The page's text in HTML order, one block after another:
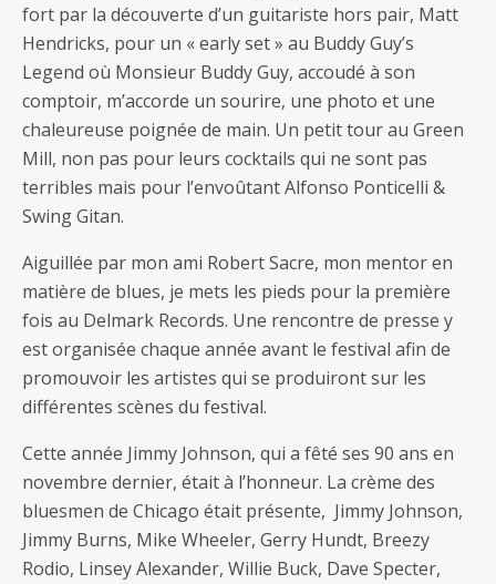
fort par la découverte d’un guitariste hors pair, Matt
Hendricks, pour un « early set » au Buddy Guy’s
Legend où Monsieur Buddy Guy, accoudé à son
comptoir, m’accorde un sourire, une photo et une
chaleureuse poignée de main. Un petit tour au Green
Mill, non pas pour leurs cocktails qui ne sont pas
terribles mais pour l’envoûtant Alfonso Ponticelli &
Swing Gitan.
Aiguillée par mon ami Robert Sacre, mon mentor en
matière de blues, je mets les pieds pour la première
fois au Delmark Records. Une rencontre de presse y
est organisée chaque année avant le festival afin de
promouvoir les artistes qui se produiront sur les
différentes scènes du festival.
Cette année Jimmy Johnson, qui a fêté ses 90 ans en
novembre dernier, était à l’honneur. La crème des
bluesmen de Chicago était présente, Jimmy Johnson,
Jimmy Burns, Mike Wheeler, Gerry Hundt, Breezy
Rodio, Linsey Alexander, Willie Buck, Dave Specter,